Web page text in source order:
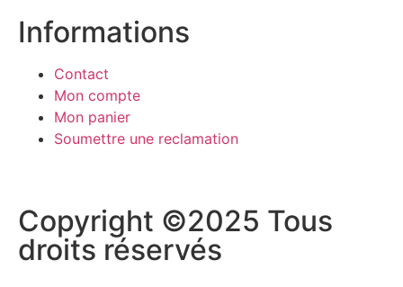
Informations
Contact
Mon compte
Mon panier
Soumettre une reclamation
Copyright ©2025 Tous
droits réservés